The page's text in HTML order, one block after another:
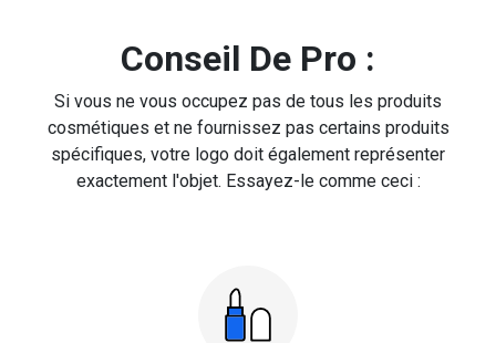
Conseil De Pro :
Si vous ne vous occupez pas de tous les produits
cosmétiques et ne fournissez pas certains produits
spécifiques, votre logo doit également représenter
exactement l'objet. Essayez-le comme ceci :